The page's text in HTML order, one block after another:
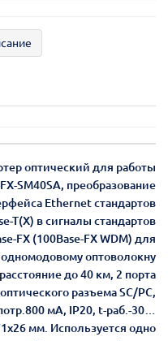
оптический для работы
SM40SA, преобразование
Ethernet стандартов
T(X) в сигналы стандартов
FX (100Base-FX WDM) для
оптоволокну
до 40 км, 2 порта
разъема SC/PC,
мА, IP20, t-раб.-30…
мм. Используется одно